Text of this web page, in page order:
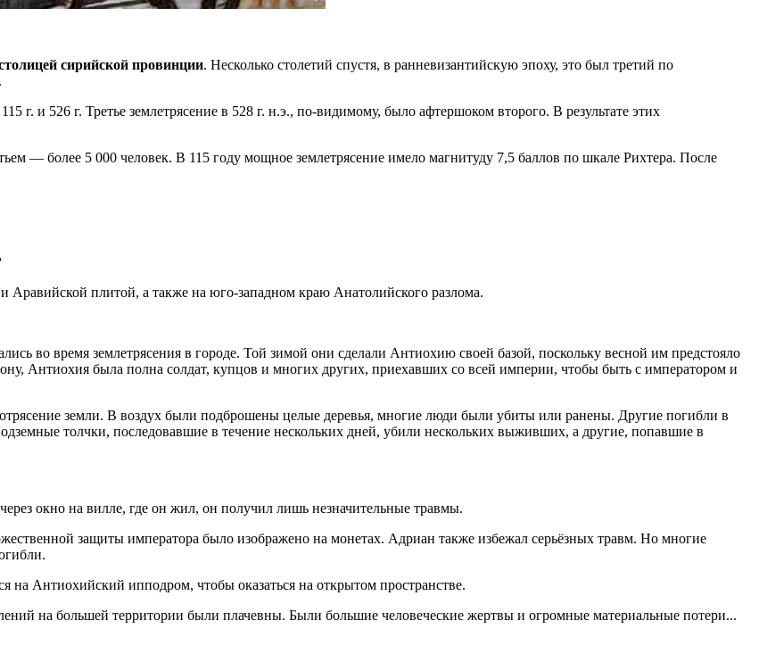
сирийской провинции. Несколько столетий спустя, в ранневизантийскую эпоху, это был третий по
г. и 526 г. Третье землетрясение в 528 г. н.э., по-видимому, было афтершоком второго. В результате этих
— более 5 000 человек. В 115 году мощное землетрясение имело магнитуду 7,5 баллов по шкале Рихтера. После
плитой, а также на юго-западном краю Анатолийского разлома.
во время землетрясения в городе. Той зимой они сделали Антиохию своей базой, поскольку весной им предстояло
Антиохия была полна солдат, купцов и многих других, приехавших со всей империи, чтобы быть с императором и
земли. В воздух были подброшены целые деревья, многие люди были убиты или ранены. Другие погибли в
толчки, последовавшие в течение нескольких дней, убили нескольких выживших, а другие, попавшие в
окно на вилле, где он жил, он получил лишь незначительные травмы.
защиты императора было изображено на монетах. Адриан также избежал серьёзных травм. Но многие
на Антиохийский ипподром, чтобы оказаться на открытом пространстве.
на большей территории были плачевны. Были большие человеческие жертвы и огромные материальные потери...